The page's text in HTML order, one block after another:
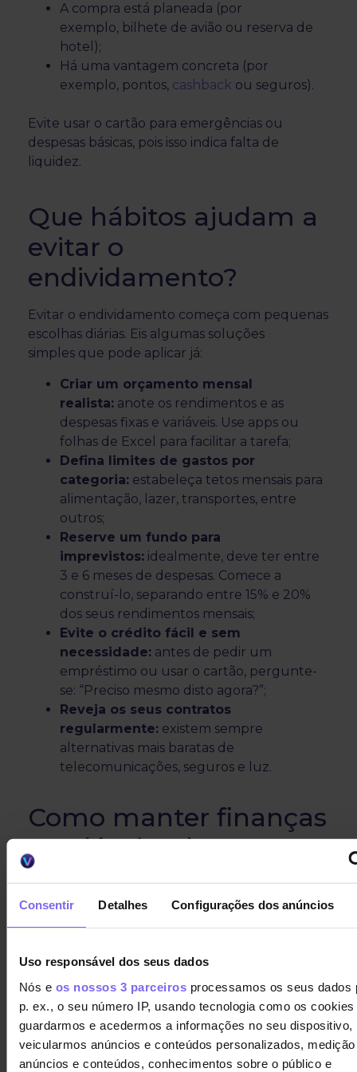
Consentir Detalhes Configurações dos anúncios
Uso responsável dos seus dados
Nós e os nossos 3 parceirosprocessamos os seus dados
p. ex., o seu número IP, usando tecnologia como os cookies
guardarmos e acedermos a informações no seu dispositivo,
veicularmos anúncios e conteúdos personalizados, medição
anúncios e conteúdos, conhecimentos sobre o público e
A compra está planeada (por
exemplo, bilhete de avião ou reserva de
hotel);
Há uma vantagem concreta (por
exemplo, pontos, cashback ou seguros).
Evite usar o cartão para emergências ou
despesas básicas, pois isso indica falta de
liquidez.
Que hábitos ajudam a
evitar o
endividamento?
Evitar o endividamento começa com pequenas
escolhas diárias. Eis algumas soluções
simples que pode aplicar já:
Criar um orçamento mensal
realista: anote os rendimentos e as
despesas fixas e variáveis. Use apps ou
folhas de Excel para facilitar a tarefa;
Defina limites de gastos por
categoria: estabeleça tetos mensais para
alimentação, lazer, transportes, entre
outros;
Reserve um fundo para
imprevistos: idealmente, deve ter entre
3 e 6 meses de despesas. Comece a
construí-lo, separando entre 15% e 20%
dos seus rendimentos mensais;
Evite o crédito fácil e sem
necessidade: antes de pedir um
empréstimo ou usar o cartão, pergunte-
se: “Preciso mesmo disto agora?”;
Reveja os seus contratos
regularmente: existem sempre
alternativas mais baratas de
telecomunicações, seguros e luz.
Como manter finanças
saudáveis a longo
prazo?
Um bom controlo financeiro não precisa de ser
Além dos bons hábitos para impedir o
endividamento, siga esta checklist mensal:
Atualize o orçamento e reveja despesas;
Compare preços antes de fazer compras;
Evite compras por impulso;